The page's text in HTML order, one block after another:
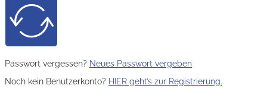
Passwort vergessen? Neues Passwort vergeben
Noch kein Benutzerkonto? HIER geht’s zur Registrierung.